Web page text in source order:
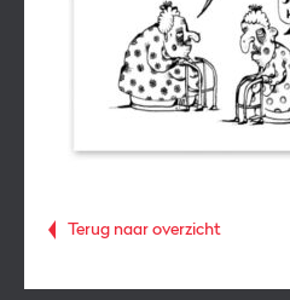
Terug naar overzicht